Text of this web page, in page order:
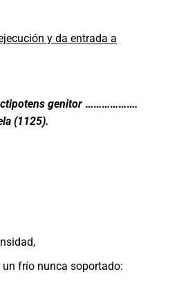
y da entrada a
genitor ……………….
(1125).
frío nunca soportado: